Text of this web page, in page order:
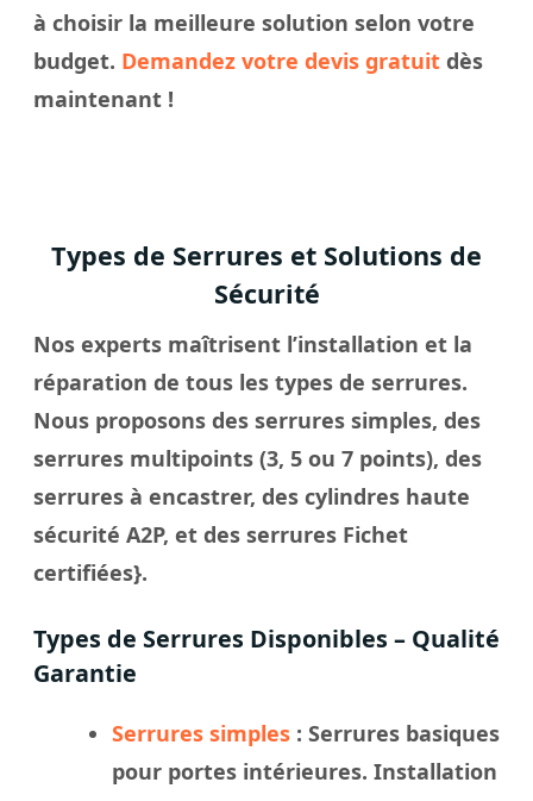
à choisir la meilleure solution selon votre
budget. Demandez votre devis gratuit dès
maintenant !
Types de Serrures et Solutions de
Sécurité
Nos experts maîtrisent l’installation et la
réparation de tous les types de serrures.
Nous proposons des serrures simples, des
serrures multipoints (3, 5 ou 7 points), des
serrures à encastrer, des cylindres haute
sécurité A2P, et des serrures Fichet
certifiées}.
Types de Serrures Disponibles – Qualité
Garantie
Serrures simples : Serrures basiques
pour portes intérieures. Installation